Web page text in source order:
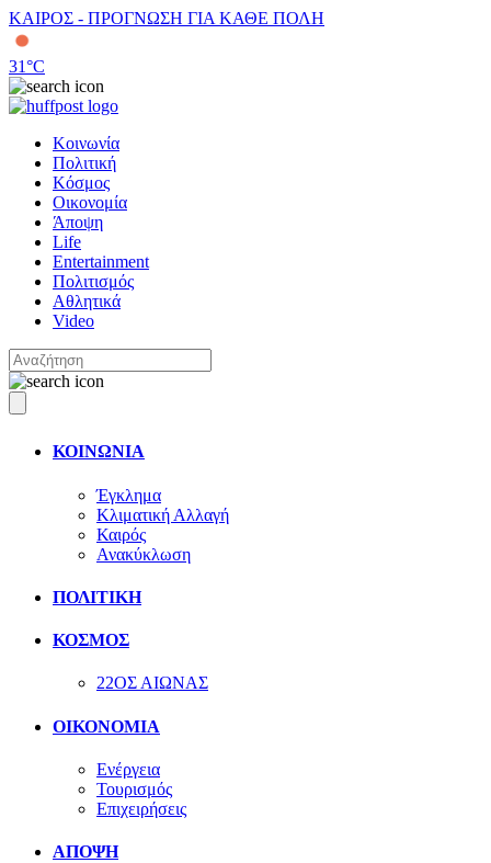
ΚΑΙΡΟΣ - ΠΡΟΓΝΩΣΗ ΓΙΑ ΚΑΘΕ ΠΟΛΗ
31°C
Κοινωνία
Πολιτική
Κόσμος
Οικονομία
Άποψη
Life
Entertainment
Πολιτισμός
Αθλητικά
Video
ΚΟΙΝΩΝΙΑ
Έγκλημα
Κλιματική Αλλαγή
Καιρός
Ανακύκλωση
ΠΟΛΙΤΙΚΗ
ΚΟΣΜΟΣ
22ΟΣ ΑΙΩΝΑΣ
ΟΙΚΟΝΟΜΙΑ
Ενέργεια
Τουρισμός
Επιχειρήσεις
ΑΠΟΨΗ